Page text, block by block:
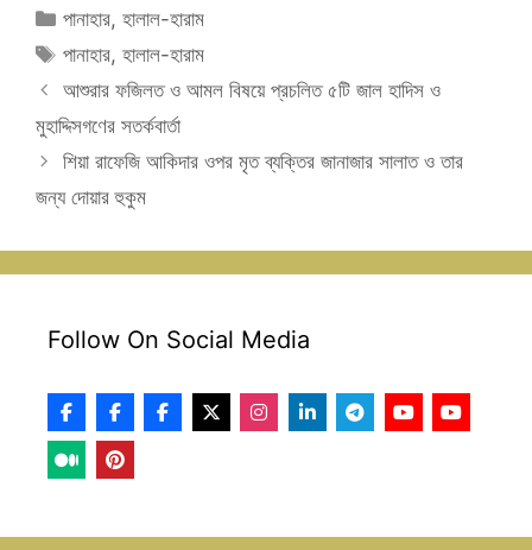
Categories
পানাহার,হালাল-হারাম
Tags
পানাহার,হালাল-হারাম
আশুরার ফজিলত ও আমল বিষয়ে প্রচলিত ৫টি জাল হাদিস ও
মুহাদ্দিসগণের সতর্কবার্তা
শিয়া রাফেজি আকিদার ওপর মৃত ব্যক্তির জানাজার সালাত ও তার
জন্য দোয়ার হুকুম
Follow On Social Media